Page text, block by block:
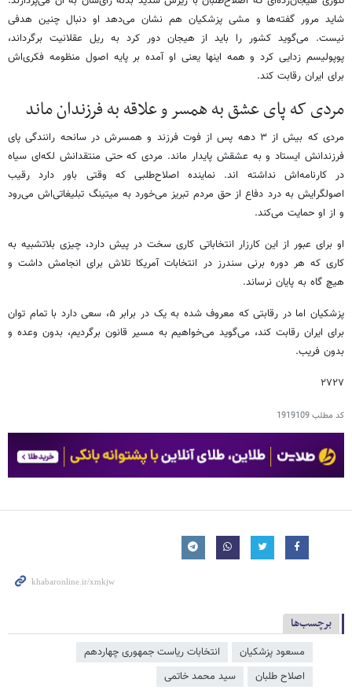
شاید مرور گفته‌ها و مشی پزشکیان هم نشان می‌دهد او دنبال چنین هدفی
نیست. می‌گوید کشور را باید از هیجان دور کرد به ریل عقلانیت برگرداند،
پوپولیسم زدایی کرد و همه اینها یعنی او آمده بر پایه اصول منظومه فکری‌اش
برای ایران رقابت کند.
مردی که پای عشق به همسر و علاقه به فرزندان ماند
مردی که بیش از ۳ دهه پس از فوت فرزند و همسرش در سانحه رانندگی پای
فرزندانش ایستاد و به عشقش پایدار ماند. مردی که حتی منتقدانش لکه‌ای سیاه
در کارنامه‌اش نداشته اند. نماینده اصلاح‌طلبی که وقتی باور دارد رقیب
اصولگرایش به درد دفاع از حق مردم تبریز می‌خورد به میتینگ تبلیغاتی‌اش می‌رود
و از او حمایت می‌کند.
او برای عبور از این کارزار انتخاباتی کاری سخت در پیش دارد، چیزی بلاتشبیه به
کاری که هر دوره برنی سندرز در انتخابات آمریکا تلاش برای انجامش داشت و
هیچ گاه به پایان نرساند.
پزشکیان اما در رقابتی که معروف شده به یک در برابر ۵، سعی دارد با تمام توان
برای ایران رقابت کند، می‌گوید می‌خواهیم به مسیر قانون برگردیم، بدون وعده و
بدون فریب.
۲۷۲۷
کد مطلب1919109
برچسب‌ها
مسعود پزشکیان
انتخابات ریاست جمهوری چهاردهم
اصلاح طلبان
سید محمد خاتمی